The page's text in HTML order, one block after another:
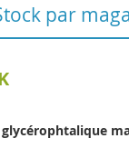
par